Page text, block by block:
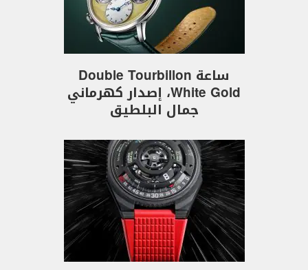
ساعة Double Tourbillon
White Gold، إصدار كهرماني
جمال البلطيق